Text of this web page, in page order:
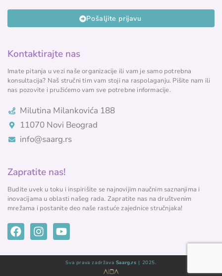
Pošaljite prijavu
Kontaktirajte nas
Imate pitanja u vezi naše organizacije ili vam je samo potrebna
konsultacija? Naš stručni tim vam stoji na raspolaganju. Pišite nam ili
nas pozovite i pružićemo vam sve potrebne informacije.
Milutina Milankovića 188
11070 Novi Beograd
info@saarg.rs
Zapratite nas!
Budite uvek u toku i inspirišite se najnovijim naučnim saznanjima i
inovacijama u oblasti našeg rada. Zapratite nas na društvenim
mrežama i postanite deo naše rastuće zajednice stručnjaka!
Sva prava zadržava Saarg.rs | 2025.